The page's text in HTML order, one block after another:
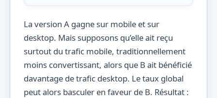
La version A gagne sur mobile et sur
desktop. Mais supposons qu’elle ait reçu
surtout du trafic mobile, traditionnellement
moins convertissant, alors que B ait bénéficié
davantage de trafic desktop. Le taux global
peut alors basculer en faveur de B. Résultat :